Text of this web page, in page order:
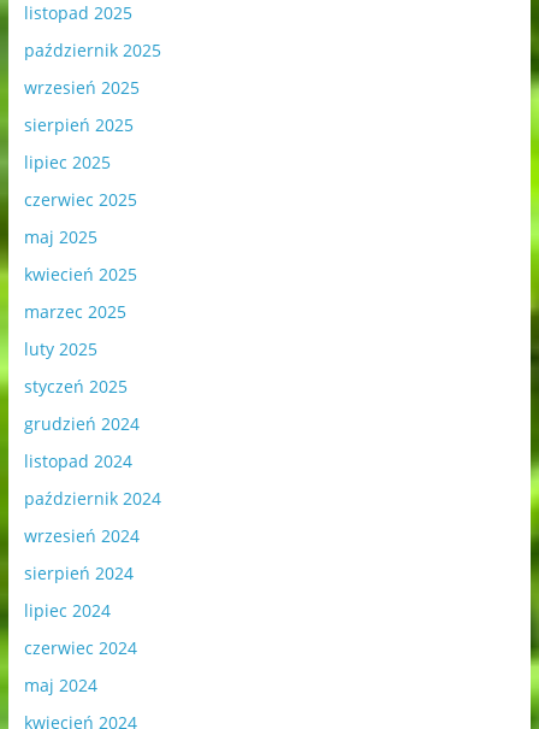
listopad 2025
październik 2025
wrzesień 2025
sierpień 2025
lipiec 2025
czerwiec 2025
maj 2025
kwiecień 2025
marzec 2025
luty 2025
styczeń 2025
grudzień 2024
listopad 2024
październik 2024
wrzesień 2024
sierpień 2024
lipiec 2024
czerwiec 2024
maj 2024
kwiecień 2024